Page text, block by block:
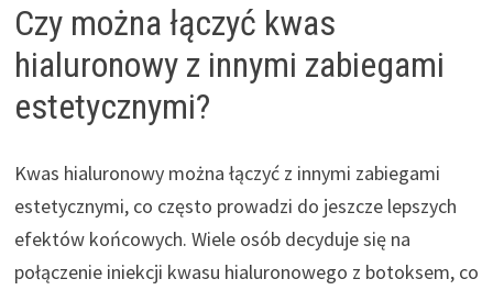
Czy można łączyć kwas
hialuronowy z innymi zabiegami
estetycznymi?
Kwas hialuronowy można łączyć z innymi zabiegami
estetycznymi, co często prowadzi do jeszcze lepszych
efektów końcowych. Wiele osób decyduje się na
połączenie iniekcji kwasu hialuronowego z botoksem, co